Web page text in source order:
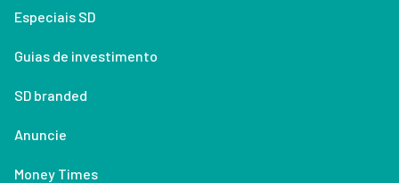
Especiais SD
Guias de investimento
SD branded
Anuncie
Money Times